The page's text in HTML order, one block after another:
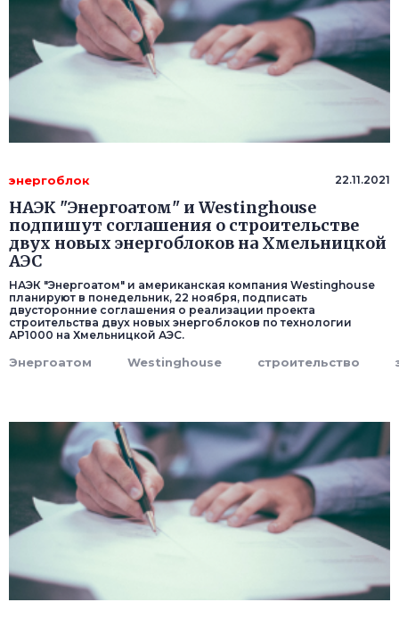
энергоблок 22.11.2021
НАЭК "Энергоатом" и Westinghouse
подпишут соглашения о строительстве
двух новых энергоблоков на Хмельницкой
АЭС
НАЭК "Энергоатом" и американская компания Westinghouse
планируют в понедельник, 22 ноября, подписать
двусторонние соглашения о реализации проекта
строительства двух новых энергоблоков по технологии
АР1000 на Хмельницкой АЭС.
Энергоатом Westinghouse строительство